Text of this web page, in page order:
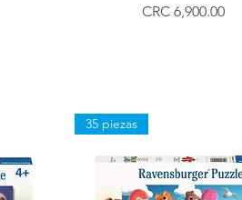
Precio
CRC 6,900.00
35 piezas